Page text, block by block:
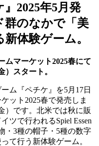
2025年5月発
群のなかで「美
体験ゲーム。
ムマーケット2025春にて
）スタート。
ム『ペチケ』を5月17日
ット2025春で発売しま
）です。北米では秋に販
ツで行われるSpiel Essen
・3種の帽子・5種の数字
て行う新体験ゲーム。